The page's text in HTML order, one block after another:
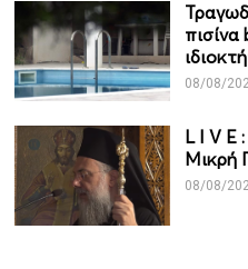
08/08/
L I V Ε
Μικρή
08/08/